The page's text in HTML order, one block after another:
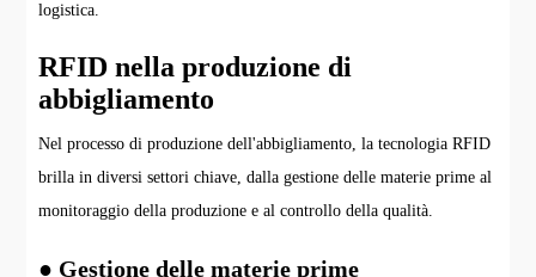
logistica.
RFID nella produzione di
abbigliamento
Nel processo di produzione dell'abbigliamento, la tecnologia RFID
brilla in diversi settori chiave, dalla gestione delle materie prime al
monitoraggio della produzione e al controllo della qualità.
● Gestione delle materie prime